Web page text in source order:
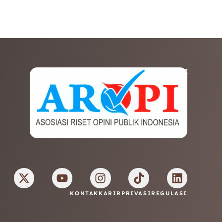
AFILIASI
KONTAK KARIR PRIVASI REGULASI